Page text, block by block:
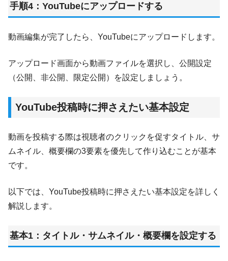
手順4：YouTubeにアップロードする
動画編集が完了したら、YouTubeにアップロードします。
アップロード画面から動画ファイルを選択し、公開設定
（公開、非公開、限定公開）を設定しましょう。
YouTube投稿時に押さえたい基本設定
動画を投稿する際は視聴者のクリックを促すタイトル、サ
ムネイル、概要欄の3要素を優先して作り込むことが基本
です。
以下では、YouTube投稿時に押さえたい基本設定を詳しく
解説します。
基本1：タイトル・サムネイル・概要欄を設定する